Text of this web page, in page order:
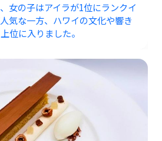
女の子はアイラが1位にランクイ
気な一方、ハワイの文化や響き
位に入りました。